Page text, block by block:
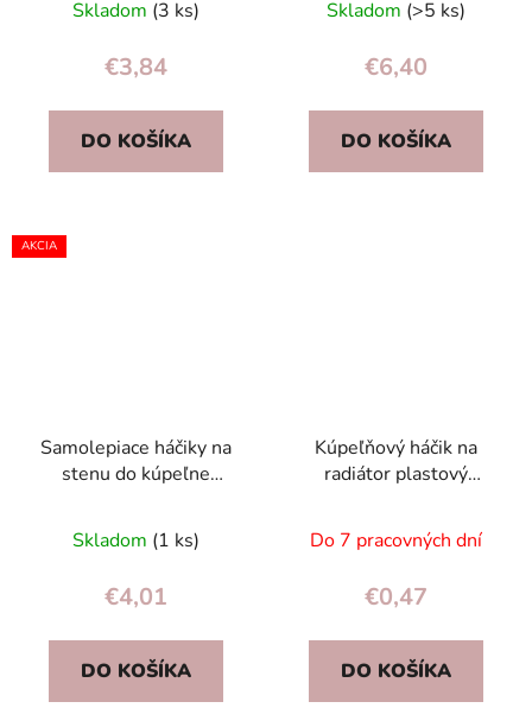
Skladom (3 ks)
€3,84
DO KOŠÍKA
Skladom (>5 ks)
€6,40
DO KOŠÍKA
AKCIA
Samolepiace háčiky na
stenu do kúpeľne
Skladom (1 ks)
€4,01
DO KOŠÍKA
Kúpeľňový háčik na
radiátor plastový
uteráky 9,5×6 cm
Do 7 pracovných dní
€0,47
DO KOŠÍKA